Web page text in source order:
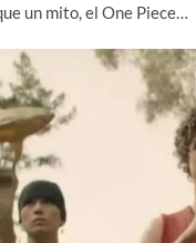
un mito, el One Piece…